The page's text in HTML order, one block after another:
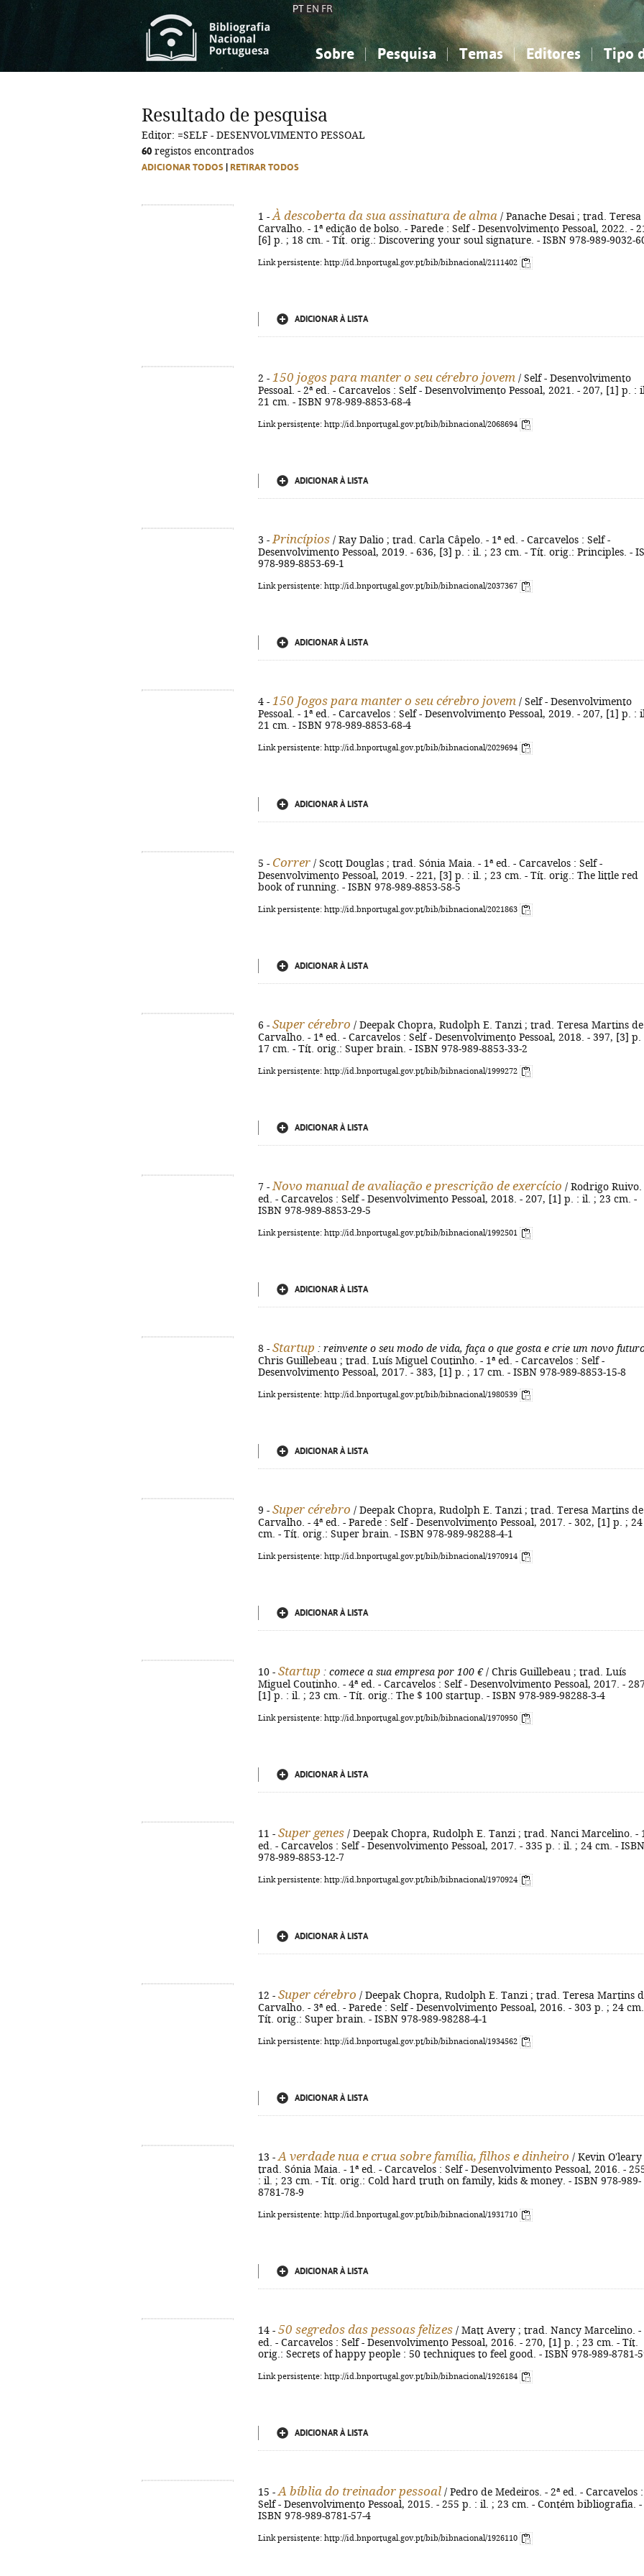
PT EN FR
Sobre Pesquisa Temas
Ciências sociais...
Editores Tipo
Ciências sociais...
Resultado de pesquisa
Editor: =SELF - DESENVOLVIMENTO PESSOAL
60 registos encontrados
ADICIONAR TODOS RETIRAR TODOS
1 - À descoberta da sua assinatura de alma / Panache Desai ; trad. Teresa
Carvalho. - 1ª edição de bolso. - Parede : Self - Desenvolvimento Pessoal, 2022. -
[6] p. ; 18 cm. - Tít. orig.: Discovering your soul signature. - ISBN 978-989-9032-
Link persistente: http://id.bnportugal.gov.pt/bib/bibnacional/2111402
ADICIONAR À LISTA
2 - 150 jogos para manter o seu cérebro jovem / Self - Desenvolvimento
Pessoal. - 2ª ed. - Carcavelos : Self - Desenvolvimento Pessoal, 2021. - 207, [1] p. :
21 cm. - ISBN 978-989-8853-68-4
Link persistente: http://id.bnportugal.gov.pt/bib/bibnacional/2068694
ADICIONAR À LISTA
3 - Princípios / Ray Dalio ; trad. Carla Câpelo. - 1ª ed. - Carcavelos : Self -
Desenvolvimento Pessoal, 2019. - 636, [3] p. : il. ; 23 cm. - Tít. orig.: Principles. -
978-989-8853-69-1
Link persistente: http://id.bnportugal.gov.pt/bib/bibnacional/2037367
ADICIONAR À LISTA
4 - 150 Jogos para manter o seu cérebro jovem / Self - Desenvolvimento
Pessoal. - 1ª ed. - Carcavelos : Self - Desenvolvimento Pessoal, 2019. - 207, [1] p. :
21 cm. - ISBN 978-989-8853-68-4
Link persistente: http://id.bnportugal.gov.pt/bib/bibnacional/2029694
ADICIONAR À LISTA
5 - Correr / Scott Douglas ; trad. Sónia Maia. - 1ª ed. - Carcavelos : Self -
Desenvolvimento Pessoal, 2019. - 221, [3] p. : il. ; 23 cm. - Tít. orig.: The little red
book of running. - ISBN 978-989-8853-58-5
Link persistente: http://id.bnportugal.gov.pt/bib/bibnacional/2021863
ADICIONAR À LISTA
6 - Super cérebro / Deepak Chopra, Rudolph E. Tanzi ; trad. Teresa Martins de
Carvalho. - 1ª ed. - Carcavelos : Self - Desenvolvimento Pessoal, 2018. - 397, [3] p.
17 cm. - Tít. orig.: Super brain. - ISBN 978-989-8853-33-2
Link persistente: http://id.bnportugal.gov.pt/bib/bibnacional/1999272
ADICIONAR À LISTA
7 - Novo manual de avaliação e prescrição de exercício / Rodrigo Ruivo.
ed. - Carcavelos : Self - Desenvolvimento Pessoal, 2018. - 207, [1] p. : il. ; 23 cm. -
ISBN 978-989-8853-29-5
Link persistente: http://id.bnportugal.gov.pt/bib/bibnacional/1992501
ADICIONAR À LISTA
8 - Startup : reinvente o seu modo de vida, faça o que gosta e crie um novo
Chris Guillebeau ; trad. Luís Miguel Coutinho. - 1ª ed. - Carcavelos : Self -
Desenvolvimento Pessoal, 2017. - 383, [1] p. ; 17 cm. - ISBN 978-989-8853-15-8
Link persistente: http://id.bnportugal.gov.pt/bib/bibnacional/1980539
ADICIONAR À LISTA
9 - Super cérebro / Deepak Chopra, Rudolph E. Tanzi ; trad. Teresa Martins de
Carvalho. - 4ª ed. - Parede : Self - Desenvolvimento Pessoal, 2017. - 302, [1] p. ; 24
cm. - Tít. orig.: Super brain. - ISBN 978-989-98288-4-1
Link persistente: http://id.bnportugal.gov.pt/bib/bibnacional/1970914
ADICIONAR À LISTA
10 - Startup : comece a sua empresa por 100 €/ Chris Guillebeau ; trad. Luís
Miguel Coutinho. - 4ª ed. - Carcavelos : Self - Desenvolvimento Pessoal, 2017. -
[1] p. : il. ; 23 cm. - Tít. orig.: The $ 100 startup. - ISBN 978-989-98288-3-4
Link persistente: http://id.bnportugal.gov.pt/bib/bibnacional/1970950
ADICIONAR À LISTA
11 - Super genes / Deepak Chopra, Rudolph E. Tanzi ; trad. Nanci Marcelino. -
ed. - Carcavelos : Self - Desenvolvimento Pessoal, 2017. - 335 p. : il. ; 24 cm. - ISBN
978-989-8853-12-7
Link persistente: http://id.bnportugal.gov.pt/bib/bibnacional/1970924
ADICIONAR À LISTA
12 - Super cérebro / Deepak Chopra, Rudolph E. Tanzi ; trad. Teresa Martins
Carvalho. - 3ª ed. - Parede : Self - Desenvolvimento Pessoal, 2016. - 303 p. ; 24
Tít. orig.: Super brain. - ISBN 978-989-98288-4-1
Link persistente: http://id.bnportugal.gov.pt/bib/bibnacional/1934562
ADICIONAR À LISTA
13 - A verdade nua e crua sobre família, filhos e dinheiro / Kevin O'leary
trad. Sónia Maia. - 1ª ed. - Carcavelos : Self - Desenvolvimento Pessoal, 2016. -
: il. ; 23 cm. - Tít. orig.: Cold hard truth on family, kids & money. - ISBN 978-989-
8781-78-9
Link persistente: http://id.bnportugal.gov.pt/bib/bibnacional/1931710
ADICIONAR À LISTA
14 - 50 segredos das pessoas felizes / Matt Avery ; trad. Nancy Marcelino. -
ed. - Carcavelos : Self - Desenvolvimento Pessoal, 2016. - 270, [1] p. ; 23 cm. - Tít.
orig.: Secrets of happy people : 50 techniques to feel good. - ISBN 978-989-8781-
Link persistente: http://id.bnportugal.gov.pt/bib/bibnacional/1926184
ADICIONAR À LISTA
15 - A bíblia do treinador pessoal / Pedro de Medeiros. - 2ª ed. - Carcavelos :
Self - Desenvolvimento Pessoal, 2015. - 255 p. : il. ; 23 cm. - Contém bibliografia. -
ISBN 978-989-8781-57-4
Link persistente: http://id.bnportugal.gov.pt/bib/bibnacional/1926110